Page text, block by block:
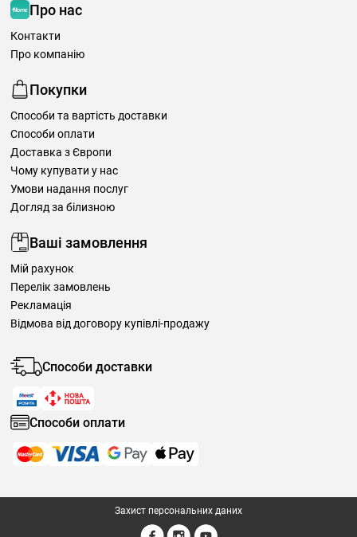
Про нас
Контакти
Про компанію
Покупки
Способи та вартість доставки
Способи оплати
Доставка з Європи
Чому купувати у нас
Умови надання послуг
Догляд за білизною
Ваші замовлення
Мій рахунок
Перелік замовлень
Рекламація
Відмова від договору купівлі-продажу
Способи доставки
Способи оплати
Захист персональних даних